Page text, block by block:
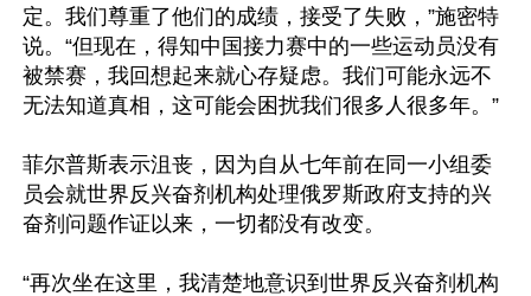
定。我们尊重了他们的成绩，接受了失败，”施密特
说。“但现在，得知中国接力赛中的一些运动员没有
被禁赛，我回想起来就心存疑虑。我们可能永远不
无法知道真相，这可能会困扰我们很多人很多年。”
菲尔普斯表示沮丧，因为自从七年前在同一小组委
员会就世界反兴奋剂机构处理俄罗斯政府支持的兴
奋剂问题作证以来，一切都没有改变。
“再次坐在这里，我清楚地意识到世界反兴奋剂机构